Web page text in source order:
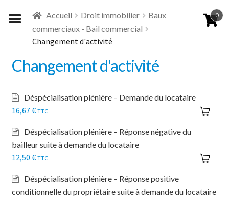
à
navigation
au
contenu
Accueil Droit immobilier
Baux
commerciaux - Bail commercial
Changement d'activité
Changement d'activité
Déspécialisation plénière – Demande du locataire
16,67€ TTC
Déspécialisation plénière – Réponse négative du
bailleur suite à demande du locataire
12,50 € TTC
Déspécialisation plénière – Réponse positive
conditionnelle du propriétaire suite à demande du locataire
0